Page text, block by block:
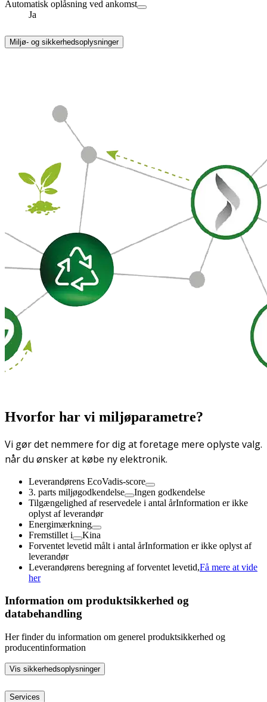
Automatisk oplåsning ved ankomst
Ja
Miljø- og sikkerhedsoplysninger
Hvorfor har vi miljøparametre?
Vi gør det nemmere for dig at foretage mere oplyste valg.
når du ønsker at købe ny elektronik.
Leverandørens EcoVadis-score
3. parts miljøgodkendelse
Ingen godkendelse
Tilgængelighed af reservedele i antal årInformation er ikke
oplyst af leverandør
Energimærkning
Fremstillet i
Kina
Forventet levetid målt i antal årInformation er ikke oplyst af
leverandør
Leverandørens beregning af forventet levetid,Få mere at vide
her
Information om produktsikkerhed og
databehandling
Her finder du information om generel produktsikkerhed og
producentinformation
Vis sikkerhedsoplysninger
Services